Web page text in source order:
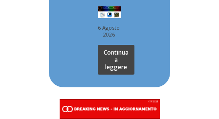
6 Agosto
2026
Continua
a
leggere